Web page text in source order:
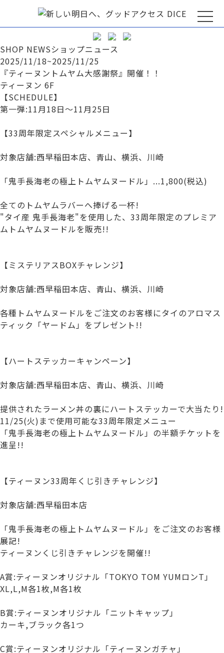
SHOP NEWSショップニュース
2025/11/18~2025/11/25
『ティーヌントムヤム大感謝祭』開催！！
ティーヌン 6F
【SCHEDULE】
第一弾:11月18日～11月25日
【33周年限定スペシャルメニュー】
対象店舗:西早稲田本店、青山、横浜、川崎
「鬼手長海老の極上トムヤムヌードル」...1,800(税込)
全てのトムヤムラバーへ捧げる一杯!
"タイ産 鬼手長海老"を使用した、33周年限定のプレミア
ムトムヤムヌードルを販売!!
【ミステリアスBOXチャレンジ】
対象店舗:西早稲田本店、青山、横浜、川崎
各種トムヤムヌードルをご注文のお客様にタイのアロマス
ティック「ヤードム」をプレゼント!!
【ハートステッカーキャンペーン】
対象店舗:西早稲田本店、青山、横浜、川崎
提供されたラーメン丼の裏にハートステッカーで大当たり!
11/25(火)まで使用可能な33周年限定メニュー
「鬼手長海老の極上トムヤムヌードル」の半額チケットを
進呈!!
【ティーヌン33周年くじ引きチャレンジ】
対象店舗:西早稲田本店
「鬼手長海老の極上トムヤムヌードル」をご注文のお客様
展記!
ティーヌンくじ引きチャレンジを開催!!
A賞:ティーヌンオリジナル「TOKYO TOM YUMロンT」
XL,L,M各1枚,M各1枚
B賞:ティーヌンオリジナル「ニットキャップ」
カーキ,ブラック各1つ
C賞:ティーヌンオリジナル「ティーヌンガチャ」